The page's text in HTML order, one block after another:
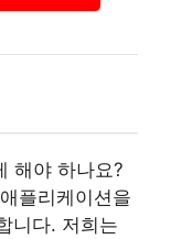
해야 하나요?
플리케이션을
니다. 저희는